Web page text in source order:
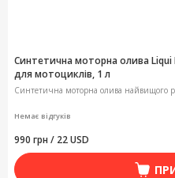
Синтетична моторна олива Liqui
для мотоциклів, 1 л
Синтетична моторна олива найвищого
Немає відгуків
990 грн / 22 USD